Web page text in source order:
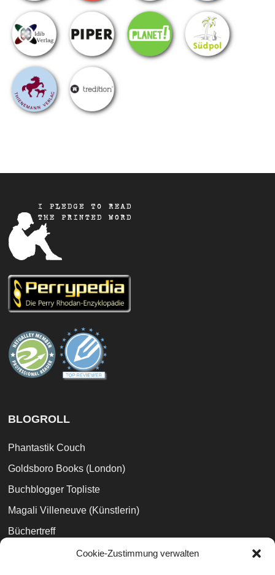
Cookie-Zustimmung verwalten
BLOGROLL
Phantastik Couch
Goldsboro Books (London)
Buchblogger Topliste
Magali Villeneuve (Künstlerin)
Büchertreff
EasyPeasyBooks